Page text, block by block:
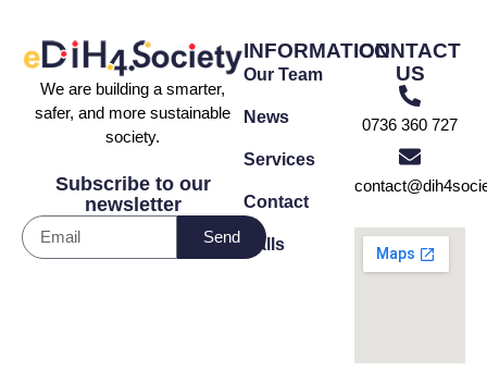
We are building a smarter,
safer, and more sustainable
society.
Subscribe to our
newsletter
Send
INFORMATION
Our Team
News
Services
Contact
Calls
CONTACT
US
0736 360 727